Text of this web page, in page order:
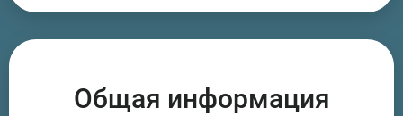
Общая информация